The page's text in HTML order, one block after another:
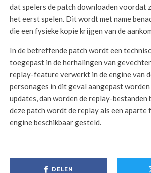
dat spelers de patch downloaden voordat
het eerst spelen. Dit wordt met name
die een fysieke kopie krijgen van de
In de betreffende patch wordt een
toegepast in de herhalingen van
replay-feature verwerkt in de engine van
personages in dit geval aangepast
updates, dan worden de replay-bestanden
deze patch wordt de replay als een aparte
engine beschikbaar gesteld.
DELEN